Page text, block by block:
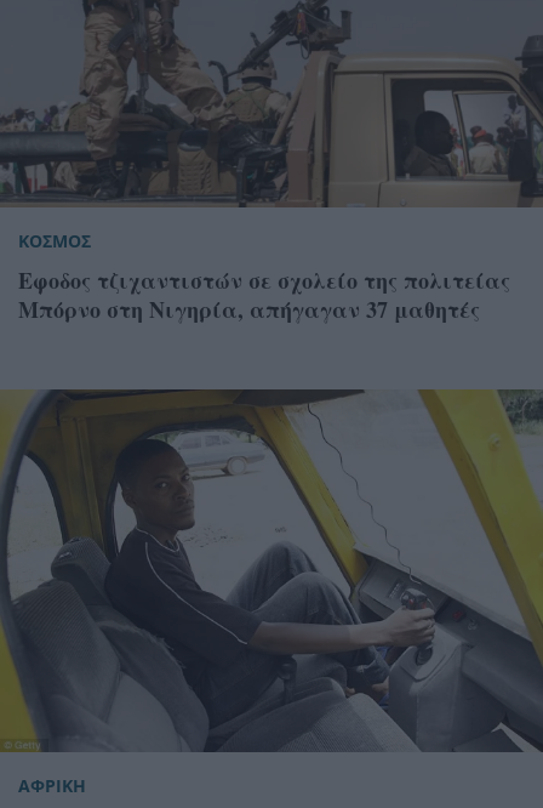
ΚΟΣΜΟΣ
Εφοδος τζιχαντιστών σε σχολείο της πολιτείας
Μπόρνο στη Νιγηρία, απήγαγαν 37 μαθητές
ΑΦΡΙΚΗ